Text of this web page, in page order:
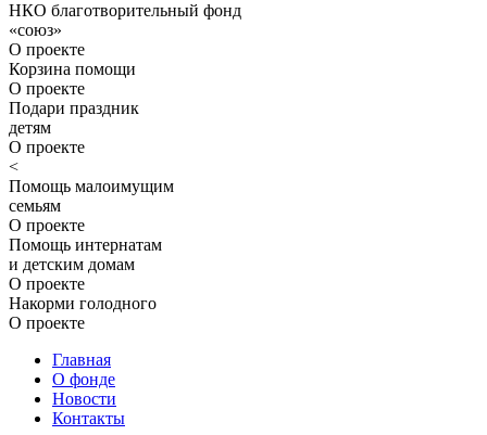
НКО благотворительный фонд
«союз»
О проекте
Корзина помощи
О проекте
Подари праздник
детям
О проекте
<
Помощь малоимущим
семьям
О проекте
Помощь интернатам
и детским домам
О проекте
Накорми голодного
О проекте
Главная
О фонде
Новости
Контакты